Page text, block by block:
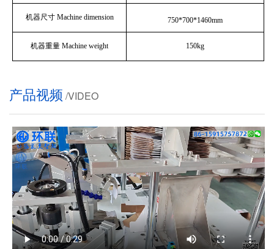
机器尺寸 Machine dimension 750*700*1460mm
机器重量 Machine weight 150kg
产品视频 /VIDEO